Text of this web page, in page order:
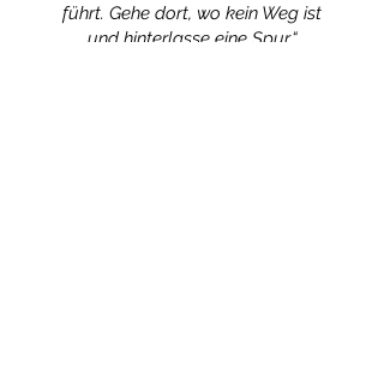
führt. Gehe dort, wo kein Weg ist
und hinterlasse eine Spur.“